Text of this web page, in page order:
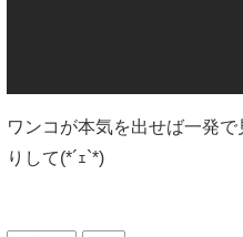
ワンコが本気を出せば一発
りして(*´ｪ`*)